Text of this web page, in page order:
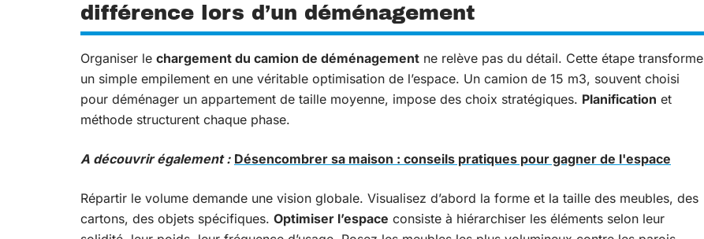
différence lors d’un déménagement
Organiser le chargement du camion de déménagement ne relève pas du détail. Cette étape transforme
un simple empilement en une véritable optimisation de l’espace. Un camion de 15 m3, souvent choisi
pour déménager un appartement de taille moyenne, impose des choix stratégiques. Planification et
méthode structurent chaque phase.
A découvrir également : Désencombrer sa maison : conseils pratiques pour gagner de l'espace
Répartir le volume demande une vision globale. Visualisez d’abord la forme et la taille des meubles, des
cartons, des objets spécifiques. Optimiser l’espace consiste à hiérarchiser les éléments selon leur